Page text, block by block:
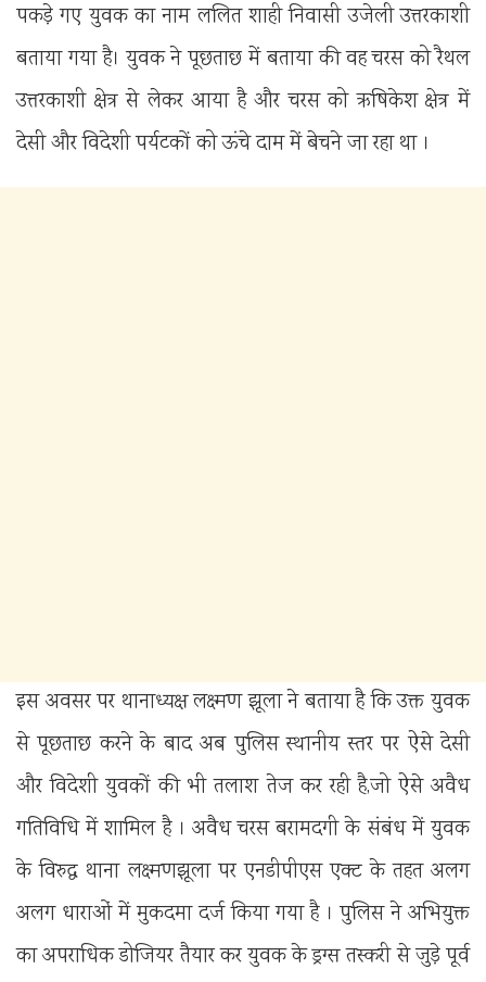
पकड़े गए युवक का नाम ललित शाही निवासी उजेली उत्तरकाशी
बताया गया है। युवक ने पूछताछ में बताया की वह चरस को रैथल
उत्तरकाशी क्षेत्र से लेकर आया है और चरस को ऋषिकेश क्षेत्र में
देसी और विदेशी पर्यटकों को ऊंचे दाम में बेचने जा रहा था ।
इस अवसर पर थानाध्यक्ष लक्ष्मण झूला ने बताया है कि उक्त युवक
से पूछताछ करने के बाद अब पुलिस स्थानीय स्तर पर ऐसे देसी
और विदेशी युवकों की भी तलाश तेज कर रही है,जो ऐसे अवैध
गतिविधि में शामिल है । अवैध चरस बरामदगी के संबंध में युवक
के विरुद्ध थाना लक्ष्मणझूला पर एनडीपीएस एक्ट के तहत अलग
अलग धाराओं में मुकदमा दर्ज किया गया है । पुलिस ने अभियुक्त
का अपराधिक डोजियर तैयार कर युवक के ड्रग्स तस्करी से जुड़े पूर्व